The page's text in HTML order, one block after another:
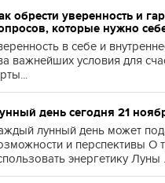
обрести уверенность и
которые нужно
в себе и
важнейших условия для
день сегодня 21
лунный день может
и перспективы О
энергетику Луны